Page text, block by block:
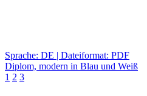
Sprache: DE | Dateiformat: PDF
Diplom, modern in Blau und Weiß
1 2 3